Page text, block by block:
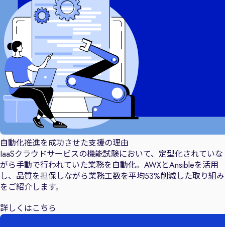
自動化推進を成功させた支援の理由
IaaSクラウドサービスの機能試験において、定型化されていな
がら手動で行われていた業務を自動化。AWXとAnsibleを活用
し、品質を担保しながら業務工数を平均53%削減した取り組み
をご紹介します。
詳しくはこちら